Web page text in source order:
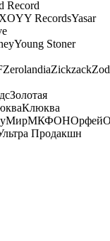
Record
XOYY RecordsYasar
Young Stoner
ZerolandiaZickzack
Золотая
Клюква
МКФОНОрфей
Продакшн